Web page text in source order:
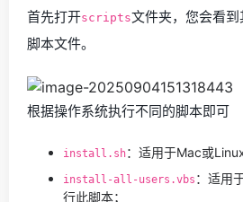
首先打开scripts文件夹，您会看
脚本文件。
根据操作系统执行不同的脚本即可
install.sh：适用于Mac或
install-all-users.vbs ：适用
行此脚本；